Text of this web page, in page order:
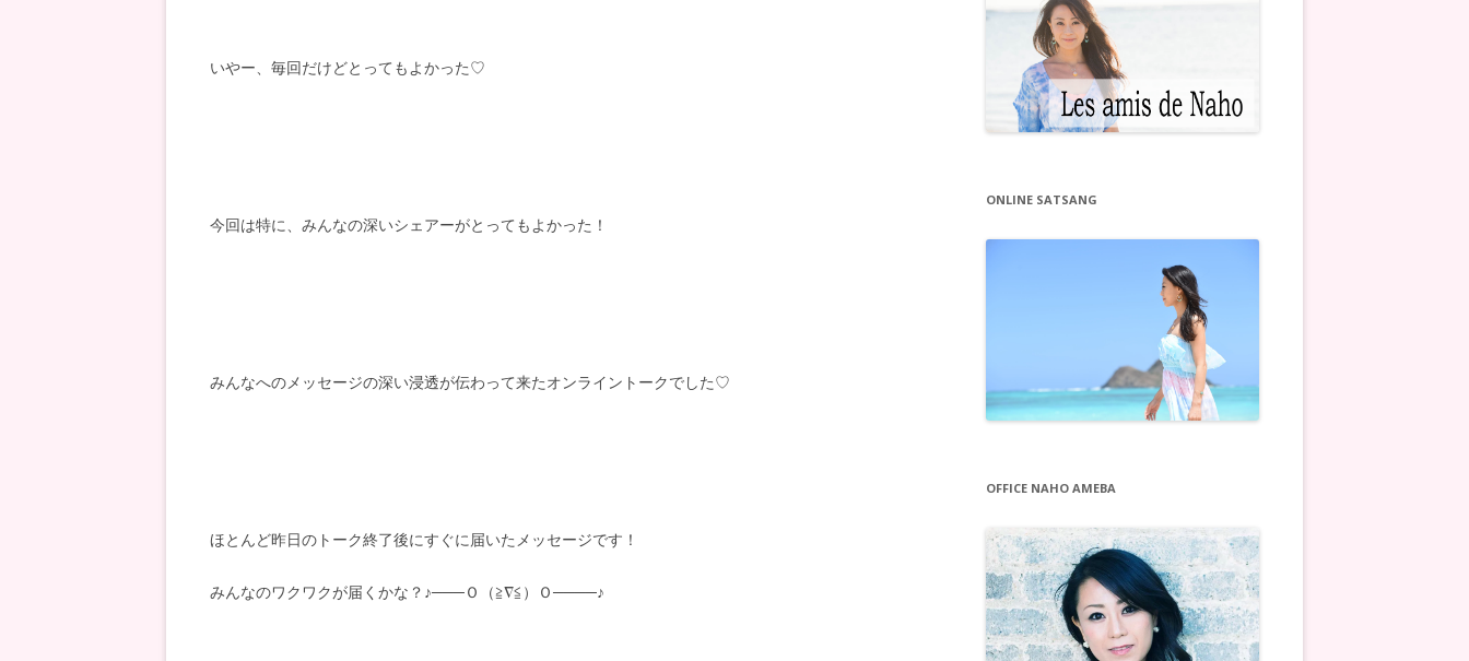
いやー、毎回だけどとってもよかった♡
今回は特に、みんなの深いシェアーがとってもよかった！
みんなへのメッセージの深い浸透が伝わって来たオンライントークでした♡
ほとんど昨日のトーク終了後にすぐに届いたメッセージです！
みんなのワクワクが届くかな？♪───Ｏ（≧∇≦）Ｏ────♪
ONLINE SATSANG
OFFICE NAHO AMEBA